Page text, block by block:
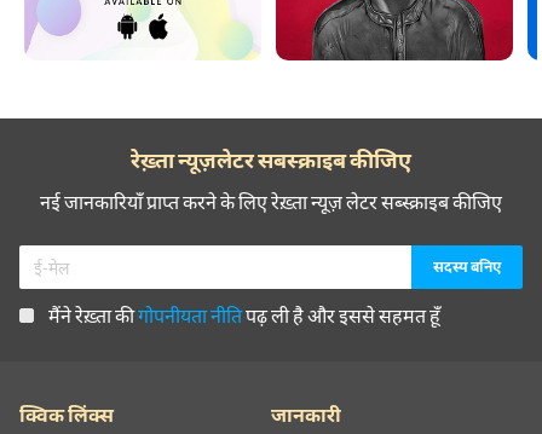
रेख़्ता न्यूज़लेटर सबस्क्राइब कीजिए
नई जानकारियाँ प्राप्त करने के लिए रेख़्ता न्यूज़ लेटर सब्स्क्राइब कीजिए
मैंने रेख़्ता कीगोपनीयता नीतिपढ़ ली है और इससे सहमत हूँ
क्विक लिंक्स जानकारी